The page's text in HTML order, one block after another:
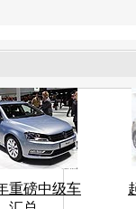
重磅中级车